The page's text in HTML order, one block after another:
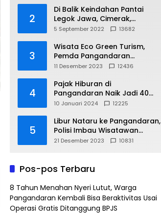
2
Di Balik Keindahan Pantai
Legok Jawa, Cimerak,
Pangandaran
5 September 2022 13682
3
Wisata Eco Green Turism,
Pemda Pangandaran
Gandeng PLN
11 Desember 2023 12436
4
Pajak Hiburan di
Pangandaran Naik Jadi 40
Persen
10 Januari 2024 12225
5
Libur Nataru ke Pangandaran,
Polisi Imbau Wisatawan
Gunakan Jalur Arteri
21 Desember 2023 10831
Pos-pos Terbaru
8 Tahun Menahan Nyeri Lutut, Warga
Pangandaran Kembali Bisa Beraktivitas Usai
Operasi Gratis Ditanggung BPJS